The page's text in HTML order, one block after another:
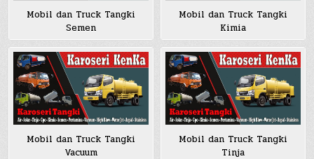
Mobil dan Truck Tangki
Semen
Mobil dan Truck Tangki
Kimia
Mobil dan Truck Tangki
Vacuum
Mobil dan Truck Tangki
Tinja